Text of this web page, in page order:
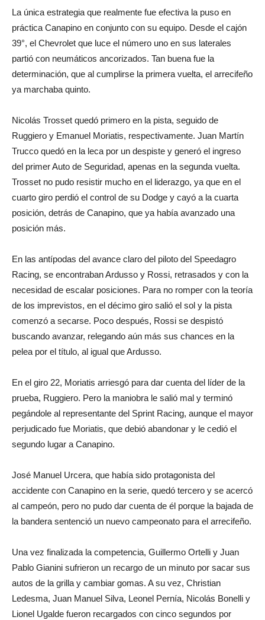
La única estrategia que realmente fue efectiva la puso en
práctica Canapino en conjunto con su equipo. Desde el cajón
39°, el Chevrolet que luce el número uno en sus laterales
partió con neumáticos ancorizados. Tan buena fue la
determinación, que al cumplirse la primera vuelta, el arrecifeño
ya marchaba quinto.
Nicolás Trosset quedó primero en la pista, seguido de
Ruggiero y Emanuel Moriatis, respectivamente. Juan Martín
Trucco quedó en la leca por un despiste y generó el ingreso
del primer Auto de Seguridad, apenas en la segunda vuelta.
Trosset no pudo resistir mucho en el liderazgo, ya que en el
cuarto giro perdió el control de su Dodge y cayó a la cuarta
posición, detrás de Canapino, que ya había avanzado una
posición más.
En las antípodas del avance claro del piloto del Speedagro
Racing, se encontraban Ardusso y Rossi, retrasados y con la
necesidad de escalar posiciones. Para no romper con la teoría
de los imprevistos, en el décimo giro salió el sol y la pista
comenzó a secarse. Poco después, Rossi se despistó
buscando avanzar, relegando aún más sus chances en la
pelea por el título, al igual que Ardusso.
En el giro 22, Moriatis arriesgó para dar cuenta del líder de la
prueba, Ruggiero. Pero la maniobra le salió mal y terminó
pegándole al representante del Sprint Racing, aunque el mayor
perjudicado fue Moriatis, que debió abandonar y le cedió el
segundo lugar a Canapino.
José Manuel Urcera, que había sido protagonista del
accidente con Canapino en la serie, quedó tercero y se acercó
al campeón, pero no pudo dar cuenta de él porque la bajada de
la bandera sentenció un nuevo campeonato para el arrecifeño.
Una vez finalizada la competencia, Guillermo Ortelli y Juan
Pablo Gianini sufrieron un recargo de un minuto por sacar sus
autos de la grilla y cambiar gomas. A su vez, Christian
Ledesma, Juan Manuel Silva, Leonel Pernía, Nicolás Bonelli y
Lionel Ugalde fueron recargados con cinco segundos por